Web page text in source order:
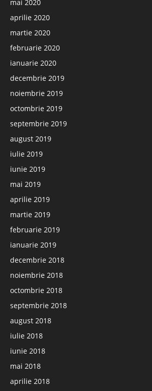
mai 2020
aprilie 2020
martie 2020
februarie 2020
ianuarie 2020
decembrie 2019
noiembrie 2019
octombrie 2019
septembrie 2019
august 2019
iulie 2019
iunie 2019
mai 2019
aprilie 2019
martie 2019
februarie 2019
ianuarie 2019
decembrie 2018
noiembrie 2018
octombrie 2018
septembrie 2018
august 2018
iulie 2018
iunie 2018
mai 2018
aprilie 2018